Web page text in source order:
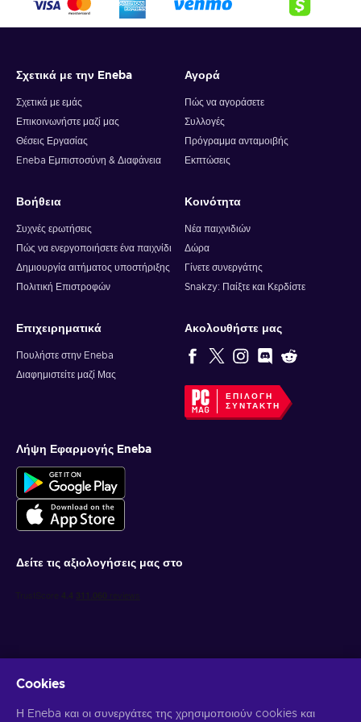
enchantments και να αποκτούν ξεχωριστές ικανότητες που σας
επιτρέπουν να πειραματίζεστε με διαφορετικά στιλ παιχνιδιού.
του από τέρατα, μπορείτε να έχετε τη συντροφιά άλλων τριών
παικτών. Το co-op mode του Minecraft Dungeons επιτρέπει σε
4 ανθρώπους να πολεμήσουν ο ένας δίπλα στον άλλον, είτε
τοπικά είτε online. Αγοράστε το Minecraft Dungeons Xbox One
ανταπεξέλθετε τις αδυναμίες των φίλων σας, διαλύστε ορδές
εχθρών, εξερευνήστε τα dungeons, συλλέξτε πλούσιες
Σχετικά με την Eneba
Σχετικά με εμάς
Επικοινωνήστε μαζί μας
Θέσεις Εργασίας
Eneba Εμπιστοσύνη & Διαφάνεια
Αγορά
Πώς να αγοράσετε
Συλλογές
Πρόγραμμα ανταμοιβής
Εκπτώσεις
Βοήθεια
Συχνές ερωτήσεις
Πώς να ενεργοποιήσετε ένα παιχνίδι
Δημιουργία αιτήματος υποστήριξης
Πολιτική Επιστροφών
Κοινότητα
Νέα παιχνιδιών
Δώρα
Γίνετε συνεργάτης
Snakzy: Παίξτε και Κερδίστε
Επιχειρηματικά
Πουλήστε στην Eneba
Διαφημιστείτε μαζί Μας
Ακολουθήστε μας
ΕΠΙΛΟΓΉ
ΣΥΝΤΆΚΤΗ
Λήψη Εφαρμογής Eneba
Δείτε τις αξιολογήσεις μας στο
Λάβετε προσωποποιημένες προσφορές για παιχνίδια
Cookies
Η Eneba και οι συνεργάτες της χρησιμοποιούν cookies και